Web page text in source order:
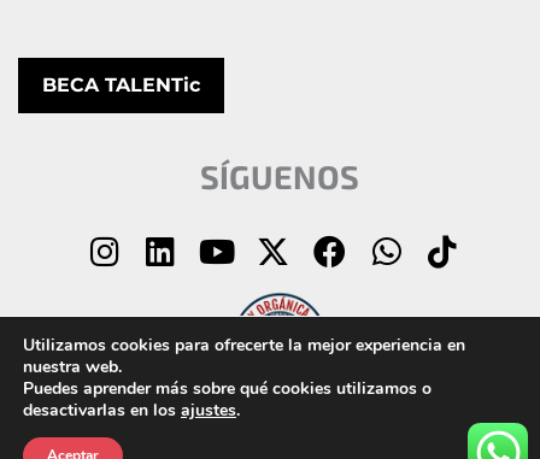
BECA TALENTic
SÍGUENOS
I
n
s
t
a
g
r
L
i
n
k
e
d
Y
o
u
t
b
X
-
t
w
t
F
a
c
e
b
o
W
h
a
t
a
T
i
k
t
©2025 NETT Digital School | Política de
Utilizamos cookies para ofrecerte la mejor experiencia en
nuestra web.
Puedes aprender más sobre qué cookies utilizamos o
desactivarlas en los ajustes.